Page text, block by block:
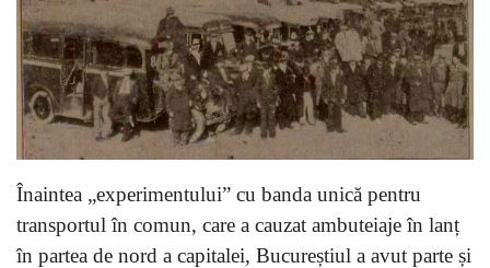
Înaintea „experimentului” cu banda unică pentru
transportul în comun, care a cauzat ambuteiaje în lanț
în partea de nord a capitalei, Bucureștiul a avut parte și